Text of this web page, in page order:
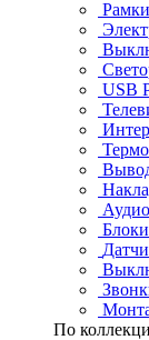
Рамки
USB
По